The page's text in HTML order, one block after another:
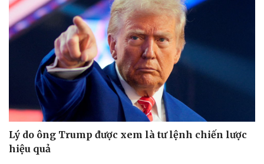
Lý do ông Trump được xem là tư lệnh chiến lược
hiệu quả